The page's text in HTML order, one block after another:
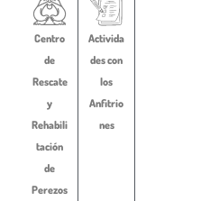
Centro
de
Rescate
y
Rehabili
tación
de
Perezos
Activida
des con
los
Anfitrio
nes